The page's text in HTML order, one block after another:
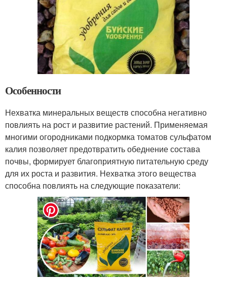
Особенности
Нехватка минеральных веществ способна негативно
повлиять на рост и развитие растений. Применяемая
многими огородниками подкормка томатов сульфатом
калия позволяет предотвратить обеднение состава
почвы, формирует благоприятную питательную среду
для их роста и развития. Нехватка этого вещества
способна повлиять на следующие показатели: